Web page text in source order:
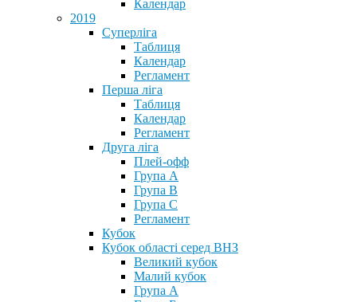
Календар
2019
Суперліга
Таблиця
Календар
Регламент
Перша ліга
Таблиця
Календар
Регламент
Друга ліга
Плей-офф
Група А
Група В
Група С
Регламент
Кубок
Кубок області серед ВНЗ
Великий кубок
Малий кубок
Група А